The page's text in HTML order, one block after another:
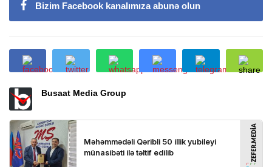
Bizim Facebook kanalımıza abunə olun
Busaat Media Group